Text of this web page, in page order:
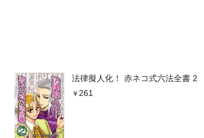
法律擬人化！ 赤ネコ式六法全書 2
261